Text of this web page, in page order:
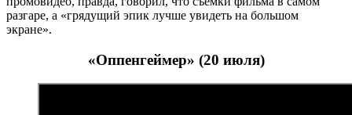
разгаре, а «грядущий эпик лучше увидеть на большом
экране».
«Оппенгеймер» (20 июля)